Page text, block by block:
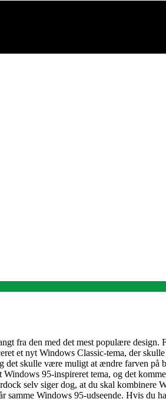
fra den med det mest populære design.
et nyt Windows Classic-tema, der
det skulle være muligt at ændre farven
95-inspireret tema, og det
selv siger dog, at du skal kombinere
Windows 95-udseende. Hvis du